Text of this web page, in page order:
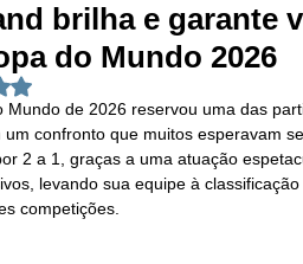
brilha e garante
do Mundo 2026
com NaN de 5 estrelas.
Mundo de 2026 reservou uma das
um confronto que muitos esperavam
2 a 1, graças a uma atuação
levando sua equipe à
competições.